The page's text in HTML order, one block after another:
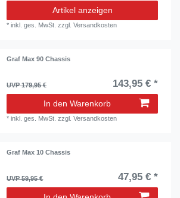
Artikel anzeigen
*inkl. ges. MwSt. zzgl.Versandkosten
Graf Max 90 Chassis
UVP 179,95 € 143,95 € *
In den Warenkorb
*inkl. ges. MwSt. zzgl.Versandkosten
Graf Max 10 Chassis
UVP 59,95 € 47,95 € *